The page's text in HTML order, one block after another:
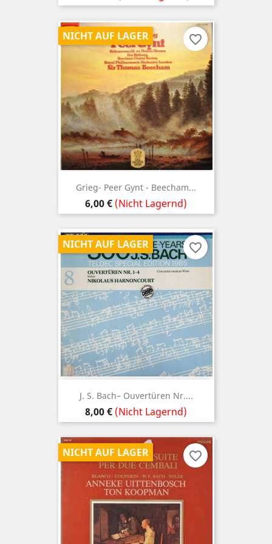
Grieg- Peer Gynt - Beecham...
Preis
6,00 € (Nicht Lagernd)
NICHT AUF LAGER favorite_border
J. S. Bach– Ouvertüren Nr....
Preis
8,00 € (Nicht Lagernd)
NICHT AUF LAGER favorite_border
NICHT AUF LAGER favorite_border